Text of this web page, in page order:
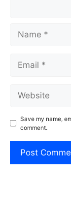
Save my name,
comment.